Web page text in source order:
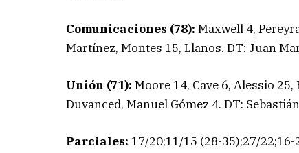
Comunicaciones (78): Maxwell 4,
Martínez, Montes 15, Llanos. DT: Juan
Unión (71): Moore 14, Cave 6, Alessio
Duvanced, Manuel Gómez 4. DT:
Parciales: 17/20;11/15 (28-35);27/22;16-